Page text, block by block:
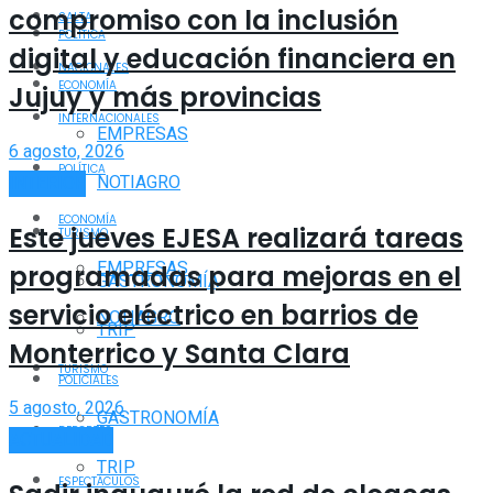
POLÍTICA
ECONOMÍA
EMPRESAS
NOTIAGRO
TURISMO
GASTRONOMÍA
TRIP
POLICIALES
DEPORTES
ESPECTÁCULOS
SALTA
NACIONALES
INTERNACIONALES
POLÍTICA
ECONOMÍA
EMPRESAS
NOTIAGRO
TURISMO
GASTRONOMÍA
TRIP
compromiso con la inclusión
digital y educación financiera en
Jujuy y más provincias
6 agosto, 2026
Este jueves EJESA realizará tareas
programadas para mejoras en el
servicio eléctrico en barrios de
Monterrico y Santa Clara
5 agosto, 2026